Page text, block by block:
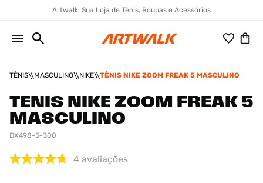
Artwalk: Sua Loja de Tênis, Roupas e Acessórios
TÊNIS MASCULINO NIKE TÊNIS NIKE ZOOM FREAK 5 MASCULINO
TÊNIS NIKE ZOOM FREAK 5
MASCULINO
DX498-5-300
4 avaliações